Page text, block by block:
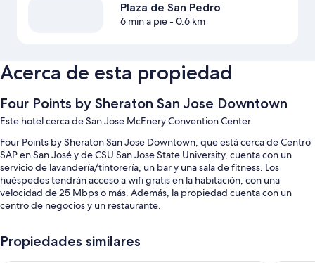
Plaza de San Pedro
6 min a pie- 0.6 km
Acerca de esta propiedad
Four Points by Sheraton San Jose Downtown
Este hotel cerca de San Jose McEnery Convention Center
Four Points by Sheraton San Jose Downtown, que está cerca de Centro
SAP en San José y de CSU San Jose State University, cuenta con un
servicio de lavandería/tintorería, un bar y una sala de fitness. Los
huéspedes tendrán acceso a wifi gratis en la habitación, con una
velocidad de 25 Mbps o más. Además, la propiedad cuenta con un
centro de negocios y un restaurante.
Estacionamiento con cargo, check-out exprés y un ascensor
Propiedades similares